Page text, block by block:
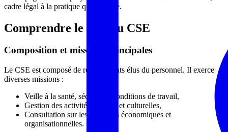
cadre légal à la pratique quotidienne.
Comprendre le rôle du CSE
Composition et missions principales
Le CSE est composé de représentants élus du personnel. Il exerce
diverses missions :
Veille à la santé, sécurité et conditions de travail,
Gestion des activités sociales et culturelles,
Consultation sur les décisions économiques et
organisationnelles.